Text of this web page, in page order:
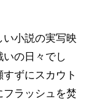
い小説の実写映
の日々でし
ずにスカウト
ラッシュを焚